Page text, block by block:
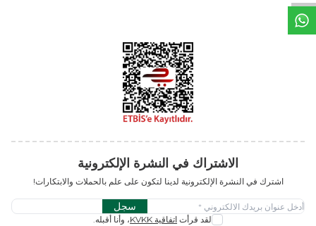
الاشتراك في النشرة الإلكترونية
اشترك في النشرة الإلكترونية لدينا لتكون على علم بالحملات والابتكارات!
سجل
لقد قرأت اتفاقية KVKK ، وأنا أقبله.